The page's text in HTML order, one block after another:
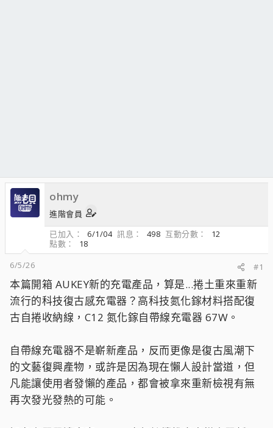
ohmy
進階會員
已加入
6/1/04 訊息 498 互動分數
12
點數
18
6/5/26
#1
本篇開箱 AUKEY新的充電產品，算是...捲土重來重新
流行的科技復古感充電器？高科技氮化鎵材料搭配復
古自捲收納線，C12 氮化鎵自帶線充電器 67W。
自帶線充電器不是嶄新產品，反而更像是復古風潮下
的文藝復興產物，或許是因為現在懶人設計當道，但
凡能讓使用者發懶的產品，都會被拿來重新檢視有無
再次發光發熱的可能。